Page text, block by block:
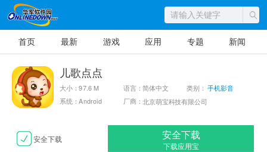
首页 最新 游戏 应用 专题 新闻
儿歌点点
大小：97.6 M 语言：简体中文 类别：手机影音
系统：Android
厂商：北京萌宝科技有限公司
安全下载 安全下载
下载应用宝